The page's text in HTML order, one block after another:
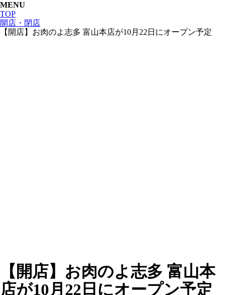
MENU
TOP
開店・閉店
【開店】お肉のよ志多 富山本店が10月22日にオープン予定
【開店】お肉のよ志多 富山本
店が10月22日にオープン予定